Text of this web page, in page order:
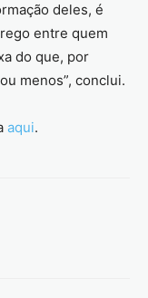
deles, é
entre quem
do que, por
menos”, conclui.
aqui.